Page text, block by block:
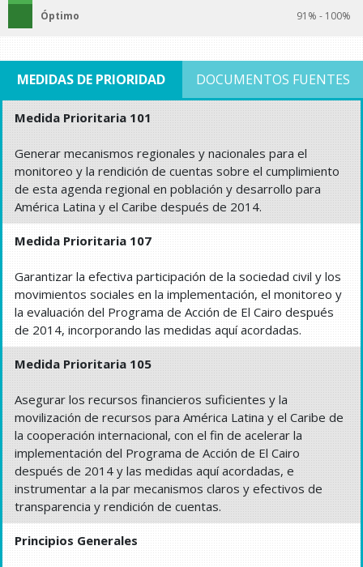
Óptimo
91% - 100%
MEDIDAS DE PRIORIDAD DOCUMENTOS FUENTES
Medida Prioritaria 101
Generar mecanismos regionales y nacionales para el
monitoreo y la rendición de cuentas sobre el cumplimiento
de esta agenda regional en población y desarrollo para
América Latina y el Caribe después de 2014.
Medida Prioritaria 107
Garantizar la efectiva participación de la sociedad civil y los
movimientos sociales en la implementación, el monitoreo y
la evaluación del Programa de Acción de El Cairo después
de 2014, incorporando las medidas aquí acordadas.
Medida Prioritaria 105
Asegurar los recursos financieros suficientes y la
movilización de recursos para América Latina y el Caribe de
la cooperación internacional, con el fin de acelerar la
implementación del Programa de Acción de El Cairo
después de 2014 y las medidas aquí acordadas, e
instrumentar a la par mecanismos claros y efectivos de
transparencia y rendición de cuentas.
Principios Generales